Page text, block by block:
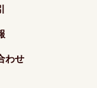
わせ